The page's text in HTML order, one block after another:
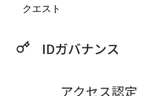
クエスト